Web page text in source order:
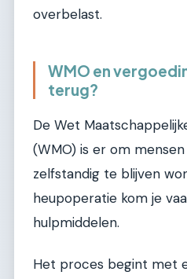
overbelast.
WMO en
terug?
De Wet
(WMO) is er om
zelfstandig te blijven
heupoperatie kom je
hulpmiddelen.
Het proces begint met